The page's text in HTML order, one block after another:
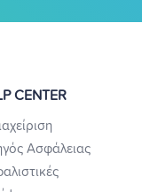
CENTER
Ασφάλειας